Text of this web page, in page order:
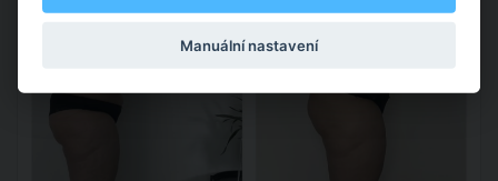
Manuální nastavení